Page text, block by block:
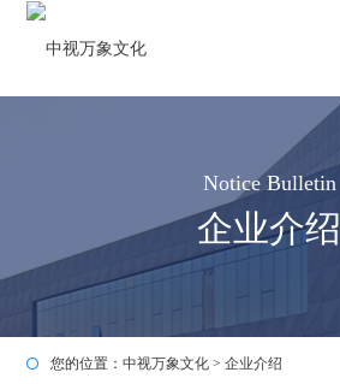
Notice Bulletin
企业介绍
您的位置：中视万象文化 >企业介绍